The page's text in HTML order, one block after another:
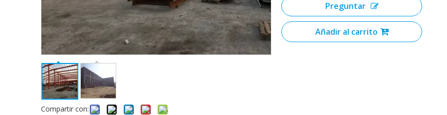
Compartir con:
Preguntar
Añadir al carrito